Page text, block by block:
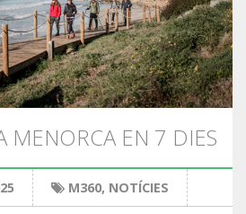
MENORCA EN 7 DIES
M360, NOTÍCIES